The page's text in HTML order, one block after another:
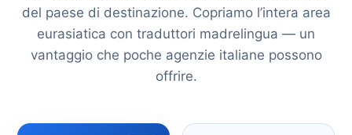
del paese di destinazione. Copriamo l’intera area
eurasiatica con traduttori madrelingua — un
vantaggio che poche agenzie italiane possono
offrire.